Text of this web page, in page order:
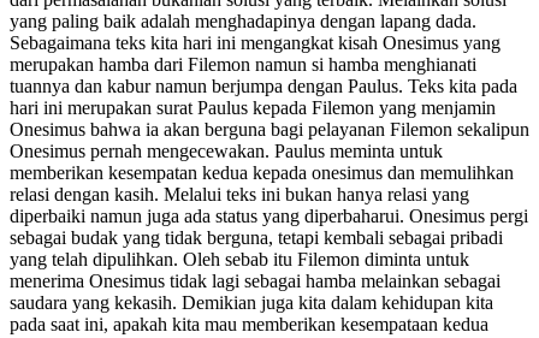
yang paling baik adalah menghadapinya dengan lapang dada.
Sebagaimana teks kita hari ini mengangkat kisah Onesimus yang
merupakan hamba dari Filemon namun si hamba menghianati
tuannya dan kabur namun berjumpa dengan Paulus. Teks kita pada
hari ini merupakan surat Paulus kepada Filemon yang menjamin
Onesimus bahwa ia akan berguna bagi pelayanan Filemon sekalipun
Onesimus pernah mengecewakan. Paulus meminta untuk
memberikan kesempatan kedua kepada onesimus dan memulihkan
relasi dengan kasih. Melalui teks ini bukan hanya relasi yang
diperbaiki namun juga ada status yang diperbaharui. Onesimus pergi
sebagai budak yang tidak berguna, tetapi kembali sebagai pribadi
yang telah dipulihkan. Oleh sebab itu Filemon diminta untuk
menerima Onesimus tidak lagi sebagai hamba melainkan sebagai
saudara yang kekasih. Demikian juga kita dalam kehidupan kita
pada saat ini, apakah kita mau memberikan kesempataan kedua